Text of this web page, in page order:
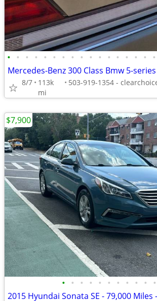
• • • • • • • • • • • • • • • • •
8/7
113k
mi
• • • • • • • • • • •
2015 Hyundai Sonata SE - 79,000 Miles
$7,900